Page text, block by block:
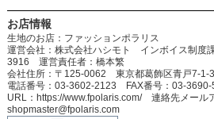
お店情報
生地のお店：ファッションポラリス
運営会社：株式会社ハシモト インボイス制度
3916 運営責任者：橋本繁
会社住所：〒125-0062 東京都葛飾区青戸7-1-
電話番号：03-3602-2123 FAX番号：03-3690-
URL：https://www.fpolaris.com/ 連絡先メール
shopmaster@fpolaris.com